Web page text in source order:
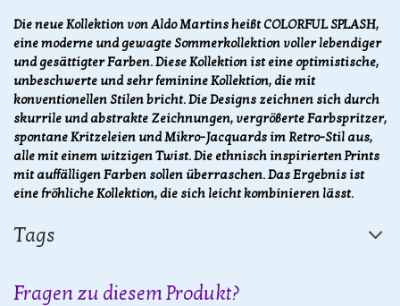
Die neue Kollektion von Aldo Martins heißt COLORFUL SPLASH,
eine moderne und gewagte Sommerkollektion voller lebendiger
und gesättigter Farben. Diese Kollektion ist eine optimistische,
unbeschwerte und sehr feminine Kollektion, die mit
konventionellen Stilen bricht. Die Designs zeichnen sich durch
skurrile und abstrakte Zeichnungen, vergrößerte Farbspritzer,
spontane Kritzeleien und Mikro-Jacquards im Retro-Stil aus,
alle mit einem witzigen Twist. Die ethnisch inspirierten Prints
mit auffälligen Farben sollen überraschen. Das Ergebnis ist
eine fröhliche Kollektion, die sich leicht kombinieren lässt.
Tags
Fragen zu diesem Produkt?